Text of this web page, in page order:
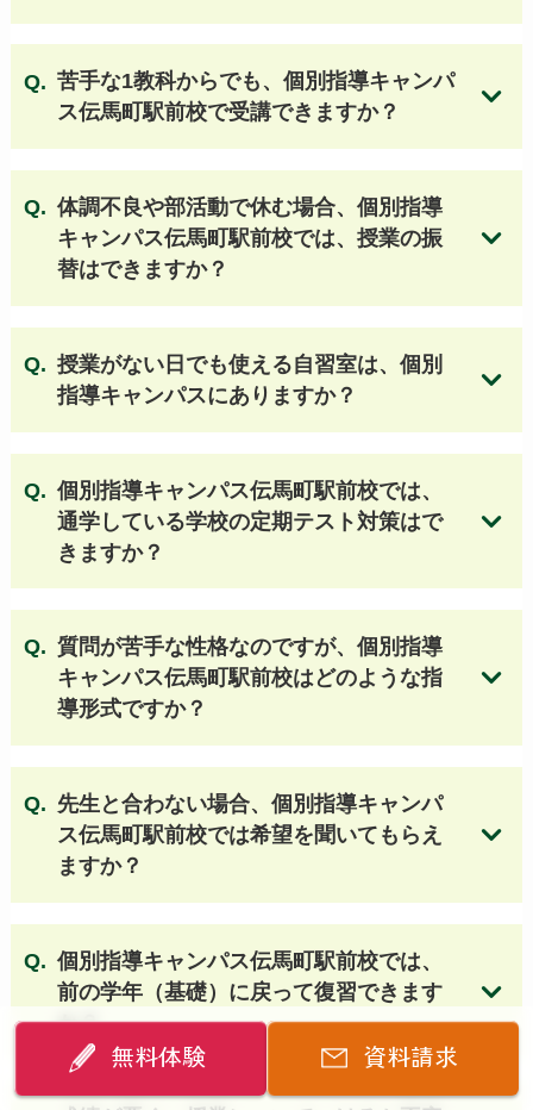
苦手な1教科からでも、個別指導キャンパ
ス伝馬町駅前校で受講できますか？
体調不良や部活動で休む場合、個別指導
キャンパス伝馬町駅前校では、授業の振
替はできますか？
授業がない日でも使える自習室は、個別
指導キャンパスにありますか？
個別指導キャンパス伝馬町駅前校では、
通学している学校の定期テスト対策はで
きますか？
質問が苦手な性格なのですが、個別指導
キャンパス伝馬町駅前校はどのような指
導形式ですか？
先生と合わない場合、個別指導キャンパ
ス伝馬町駅前校では希望を聞いてもらえ
ますか？
個別指導キャンパス伝馬町駅前校では、
前の学年（基礎）に戻って復習できます
か？
無料体験 資料請求